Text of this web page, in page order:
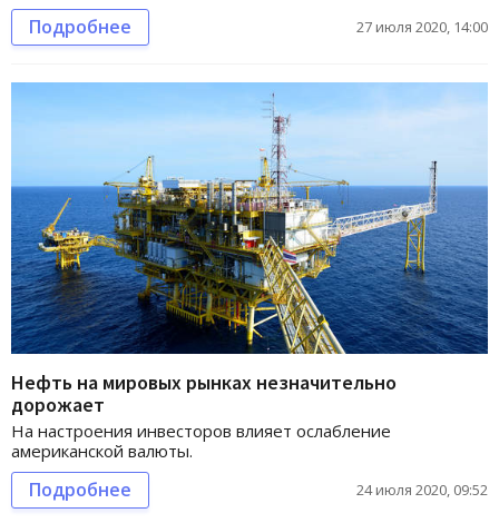
Подробнее 27 июля 2020, 14:00
Нефть на мировых рынках незначительно
дорожает
На настроения инвесторов влияет ослабление
американской валюты.
Подробнее 24 июля 2020, 09:52